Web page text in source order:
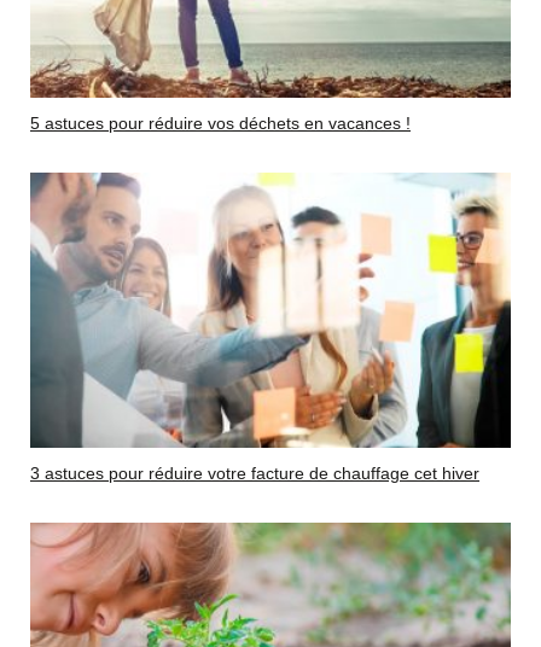
5 astuces pour réduire vos déchets en vacances !
3 astuces pour réduire votre facture de chauffage cet hiver